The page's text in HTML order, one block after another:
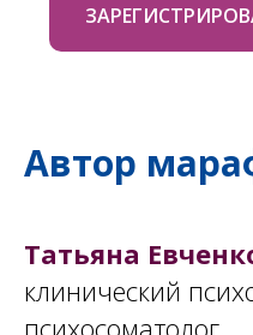
Автор
Татьяна
клинический
психосоматолог.